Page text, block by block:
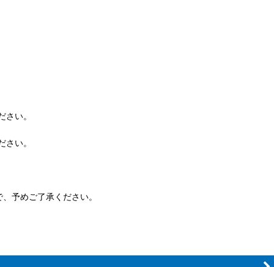
い。
い。
予めご了承ください。